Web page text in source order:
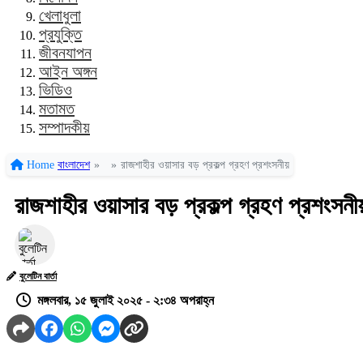
খেলাধুলা
প্রযুক্তি
জীবনযাপন
আইন অঙ্গন
ভিডিও
মতামত
সম্পাদকীয়
Home বাংলাদেশ » » রাজশাহীর ওয়াসার বড় প্রকল্প গ্রহণ প্রশংসনীয়
রাজশাহীর ওয়াসার বড় প্রকল্প গ্রহণ
বুলেটিন বার্তা
মঙ্গলবার, ১৫ জুলাই ২০২৫ - ২:৩৪ অপরাহ্ন